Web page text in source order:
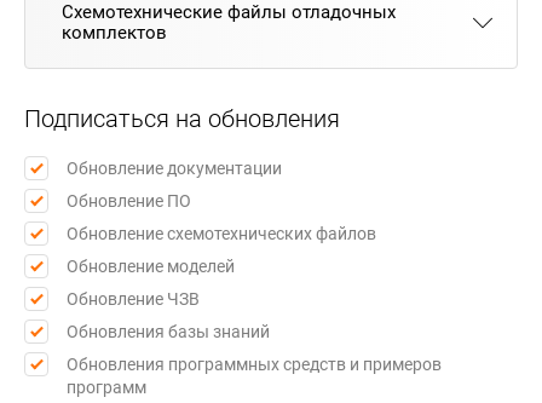
Схемотехнические файлы отладочных
комплектов
Подписаться на обновления
Обновление документации
Обновление ПО
Обновление схемотехнических файлов
Обновление моделей
Обновление ЧЗВ
Обновления базы знаний
Обновления программных средств и примеров
программ